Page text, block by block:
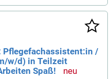
Pflegefachassistent:in /
w/d) in Teilzeit
Spaß!